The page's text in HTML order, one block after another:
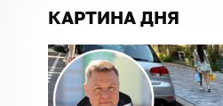
КАРТИНА ДНЯ